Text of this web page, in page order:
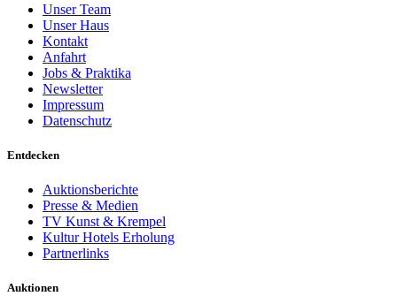
Unser Team
Unser Haus
Kontakt
Anfahrt
Jobs & Praktika
Newsletter
Impressum
Datenschutz
Entdecken
Auktionsberichte
Presse & Medien
TV Kunst & Krempel
Kultur Hotels Erholung
Partnerlinks
Auktionen